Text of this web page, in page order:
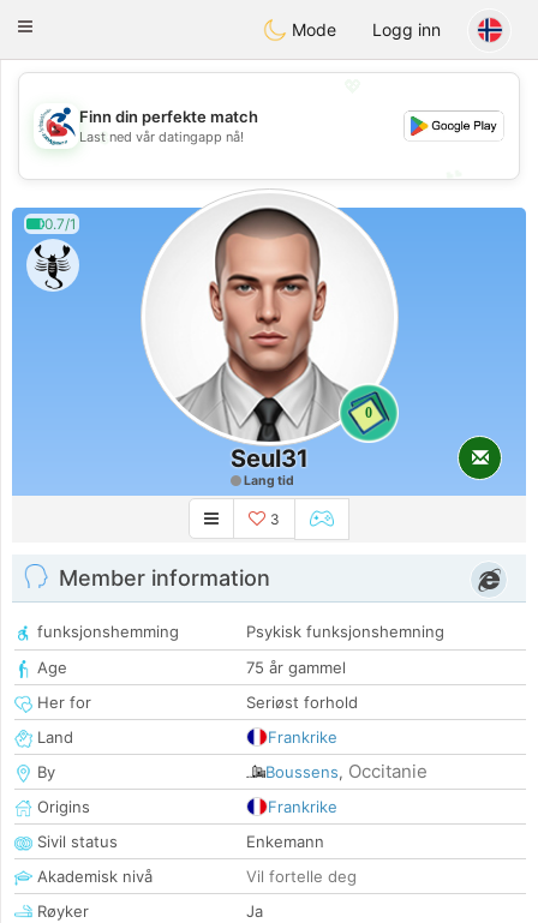
Handi Space
Toggle
Mode Logg inn
💖
💕
Finn din perfekte match
Last ned vår datingapp nå!
0.7/1
0
Seul31
Lang tid
3
Member information
funksjonshemming
Psykisk funksjonshemning
Age
75 år gammel
Her for
Seriøst forhold
Land
Frankrike
By
Boussens, Occitanie
Origins
Frankrike
Sivil status
Enkemann
Akademisk nivå
Vil fortelle deg
Røyker
Ja